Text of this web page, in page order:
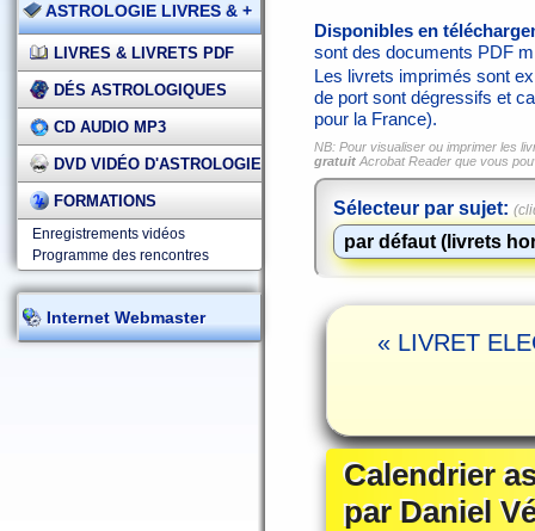
ASTROLOGIE LIVRES & +
LIVRES & LIVRETS PDF
DÉS ASTROLOGIQUES
CD AUDIO MP3
DVD VIDÉO D'ASTROLOGIE
FORMATIONS
Enregistrements vidéos
Programme des rencontres
Internet Webmaster
Disponibles en
sont des documents PDF
Les livrets imprimés sont
de port sont dégressifs et
pour la France).
NB: Pour visualiser ou imprimer les
gratuit Acrobat Reader que vous
Sélecteur par sujet:
« LIVRET
Calendrier
par Daniel